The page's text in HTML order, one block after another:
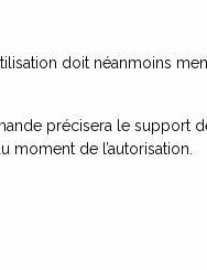
doit néanmoins
précisera le support
de l’autorisation.